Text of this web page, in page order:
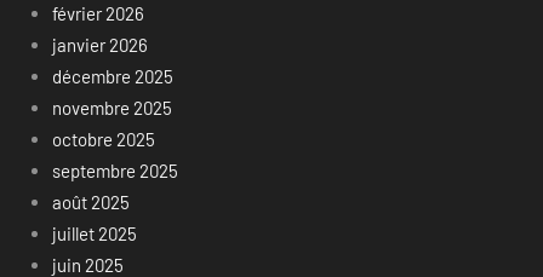
février 2026
janvier 2026
décembre 2025
novembre 2025
octobre 2025
septembre 2025
août 2025
juillet 2025
juin 2025